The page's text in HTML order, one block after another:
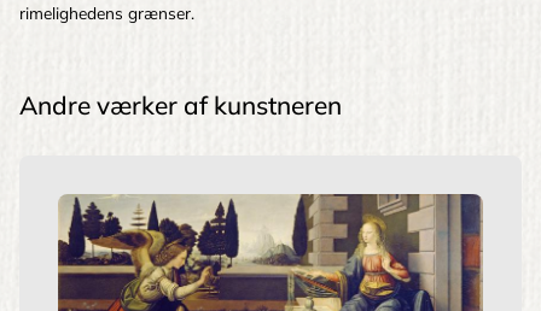
rimelighedens grænser.
Andre værker af kunstneren